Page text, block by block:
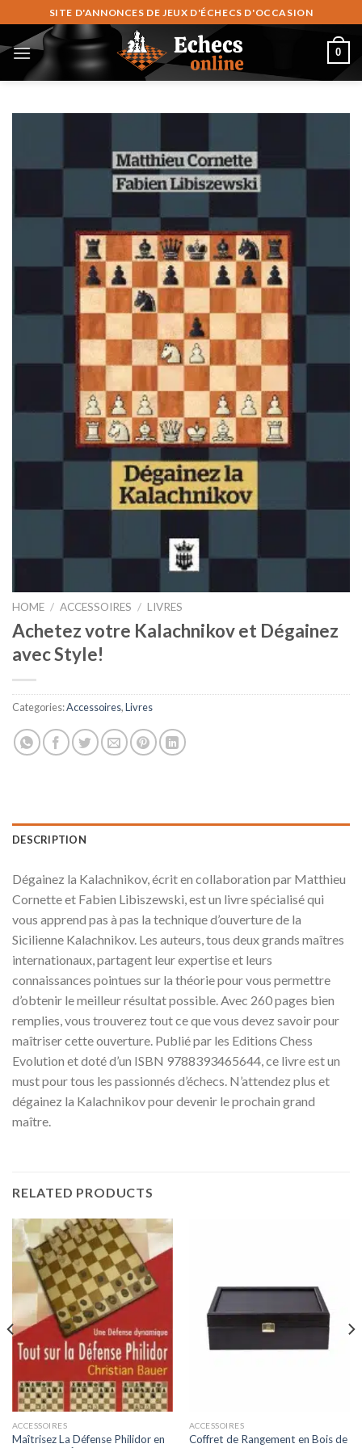
to
content
SITE D'ANNONCES DE JEUX D'ÉCHECS D'OCCASION
0
HOME / ACCESSOIRES / LIVRES
Achetez votre Kalachnikov et Dégainez
avec Style!
Categories:Accessoires,Livres
DESCRIPTION
Dégainez la Kalachnikov, écrit en collaboration par Matthieu
Cornette et Fabien Libiszewski, est un livre spécialisé qui
vous apprend pas à pas la technique d’ouverture de la
Sicilienne Kalachnikov. Les auteurs, tous deux grands maîtres
internationaux, partagent leur expertise et leurs
connaissances pointues sur la théorie pour vous permettre
d’obtenir le meilleur résultat possible. Avec 260 pages bien
remplies, vous trouverez tout ce que vous devez savoir pour
maîtriser cette ouverture. Publié par les Editions Chess
Evolution et doté d’un ISBN 9788393465644, ce livre est un
must pour tous les passionnés d’échecs. N’attendez plus et
dégainez la Kalachnikov pour devenir le prochain grand
maître.
RELATED PRODUCTS
ACCESSOIRES
Maîtrisez La Défense Philidor en
ACCESSOIRES
Coffret de Rangement en Bois de